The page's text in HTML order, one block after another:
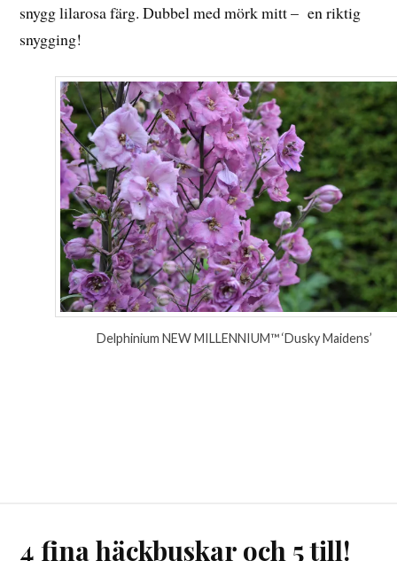
snygg lilarosa färg. Dubbel med mörk mitt – en riktig
snygging!
Delphinium NEW MILLENNIUM™ ‘Dusky Maidens’
4 fina häckbuskar och 5 till!